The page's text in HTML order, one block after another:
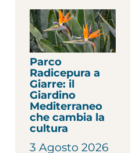
Parco
Radicepura a
Giarre: il
Giardino
Mediterraneo
che cambia la
cultura
3 Agosto 2026